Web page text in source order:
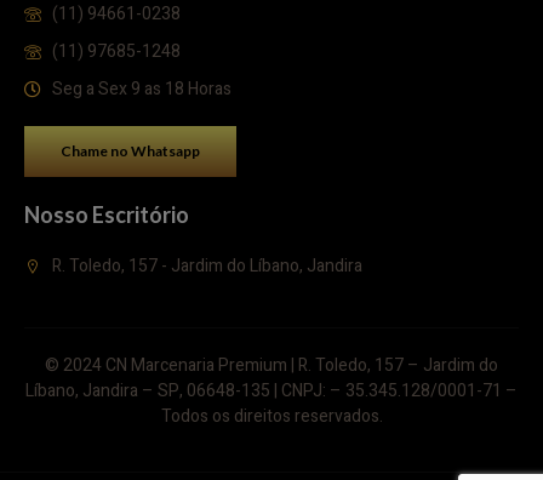
(11) 94661-0238
(11) 97685-1248
Seg a Sex 9 as 18 Horas
Chame no Whatsapp
Nosso Escritório
R. Toledo, 157 - Jardim do Líbano, Jandira
© 2024 CN Marcenaria Premium | R. Toledo, 157 – Jardim do
Líbano, Jandira – SP, 06648-135 | CNPJ: – 35.345.128/0001-71 –
Todos os direitos reservados.